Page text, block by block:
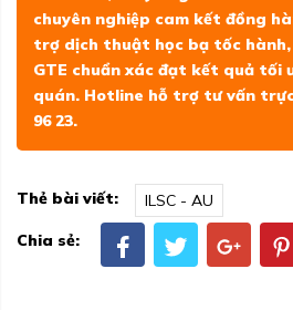
chuyên nghiệp cam kết đồng
trợ dịch thuật học bạ tốc
GTE chuẩn xác đạt kết quả tối
quán. Hotline hỗ trợ tư vấn trực
96 23.
Thẻ bài viết:
ILSC - AU
Chia sẻ: